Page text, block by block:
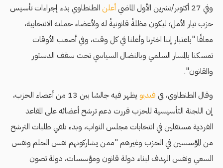
وفي 27 أكتوبر/تشرين الأول الماضي
أعلن الطنطاوي بدء إجراءات تأسيس
حزب تيار الأمل؛ ليكون مظلةً قانونيةً له ولأعضاء حملته الانتخابية،
معلقًا "باعتبار إننا اخترنا وأعلنا في كل وقت، وفي أصعب الأوقات
تمسكنا بالمسار السلمي وبالنضال السياسي تحت سقف الدستور
والقانون".
وقال الطنطاوي، في فيديو
يظهر فيه جالسًا بين 13 من أعضاء الحزب،
إن اللجنة التأسيسية للحزب قررت دعم ترشح أعضائه على المقاعد
الفردية مستقلين في انتخابات مجلس النواب، وبدء تلقي طلبات الترشح
من المؤسسين في الحزب وغيرهم "ممن يشاركونهم نفس الحلم ونفس
السعي ونفس الهدف لبناء دولة قانون ومؤسسات، دولة تصون